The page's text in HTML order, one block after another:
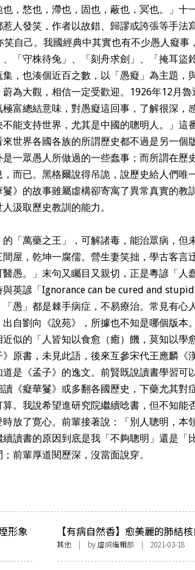
也，愗也，滯也，固也，蔽也，冥也。」十
人發笑，作者以故錯、歸謬或誇張等手法
自己。我國經典中其實也有不少愚人癡事
、「守株待兔」、「刻舟求劍」、「掩耳盜
，也湊個近百之數，以「愚癡」為主題，
蔚為大觀，相信一定受歡迎。1926年12月魯
富總結意味，對愚癡這回事，了解很深，
不能支持世界，尤其是中國的聰明人。」這
世界各國各族的所謂歷史都不過是另一個
一眾愚人所做過的一些蠢事；而所謂在歷
而已。黑格爾說得吊詭，說歷史給人們唯
》的故事雖屬虛構卻寄寓了異常真實的教
汲取歷史教訓的能力。
的「萬藥之王」，可解諸毒，能治眾病，但
屋，乾坤一腐儒。營生妻笑拙，學古客言
愚。」末句又矚目又親切，正是粵諺「人
英諺「Ignorance can be cured and stupid
愚」都是棘手病症，不易療治。常見有心
自劉向《說苑》，所據也不知是哪個版本
似的「人皆知以食愈（癒）饑，莫知以學
原書，未見此語，後來互參宋代王應麟《
是《孟子》的逸文。前賢既說讀書學習可
讀《癡華鬘》或多翻各國歷史，下藥尤其對
。我說希望進研究院繼續唸書，但不知能
放了寛心。前輩接著說：「別人聰明，本
讀書的原因到底是我「不夠聰明」還是「
前輩厚道閱歷深，沒當面說穿。
形象
【有病自然香】愈美麗的肺結
卡夫卡、濟慈……魯迅？
其他 | by 虛詞編輯部 | 2021-03-18